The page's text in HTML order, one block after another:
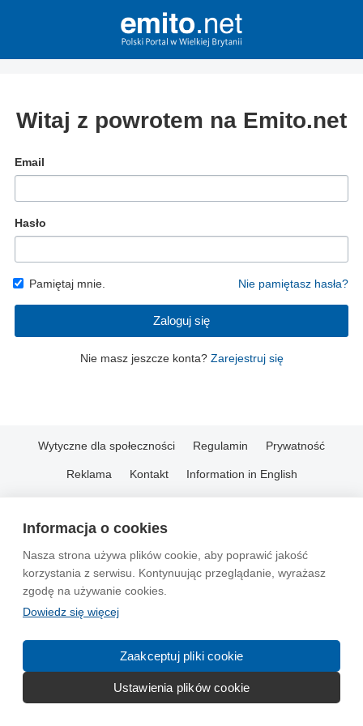
Informacja o cookies
Nasza strona używa plików cookie, aby poprawić jakość
korzystania z serwisu. Kontynuując przeglądanie, wyrażasz
zgodę na używanie cookies.
Dowiedz się więcej
Zaakceptuj pliki cookie
Ustawienia plików cookie
Witaj z powrotem na Emito.net
Email
Hasło
Pamiętaj mnie. Nie pamiętasz hasła?
Zaloguj się
Nie masz jeszcze konta? Zarejestruj się
Wytyczne dla społeczności Regulamin Prywatność
Reklama Kontakt Information in English